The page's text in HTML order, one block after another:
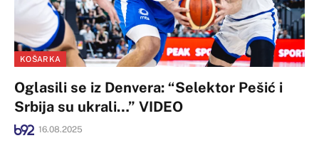
KOŠARKA
Oglasili se iz Denvera: “Selektor Pešić i
Srbija su ukrali…” VIDEO
16.08.2025